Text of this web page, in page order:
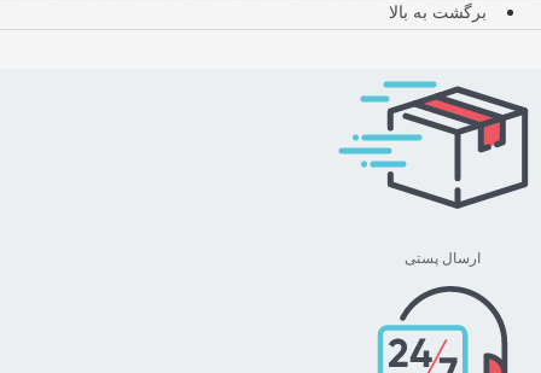
برگشت به بالا
ارسال پستی